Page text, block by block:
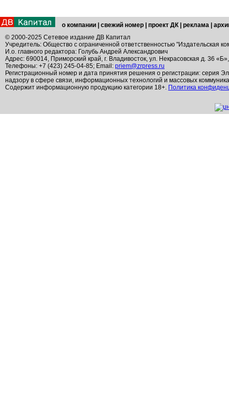
о компании свежий номер проект ДК реклама
© 2000-2025 Сетевое издание ДВ Капитал
Учредитель: Общество с ограниченной ответственностью "Издательская
И.о. главного редактора: Голубь Андрей Александрович
Адрес: 690014, Приморский край, г. Владивосток, ул. Некрасовская д. 36
Телефоны: +7 (423) 245-04-85; Email: priem@zrpress.ru
Регистрационный номер и дата принятия решения о регистрации: серия
надзору в сфере связи, информационных технологий и массовых
Содержит информационную продукцию категории 18+. Политика